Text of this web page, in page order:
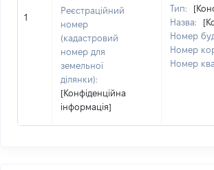
1
Реєстраційний
номер
(кадастровий
номер для
земельної
ділянки):
[Конфіденційна
інформація]
Тип:
Назва:
Номер
Номер
Номер